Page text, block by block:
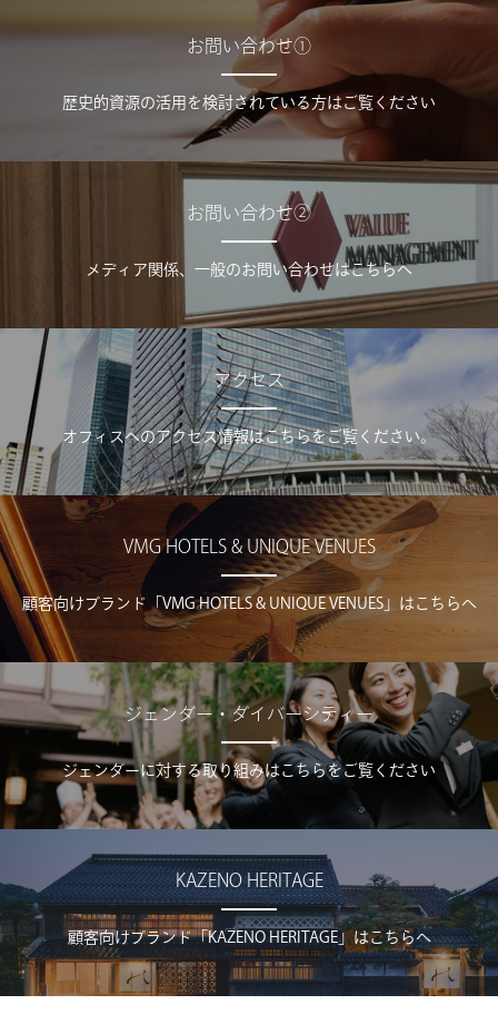
お問い合わせ①
歴史的資源の活用を検討されている方はご覧ください
お問い合わせ②
メディア関係、一般のお問い合わせはこちらへ
アクセス
オフィスへのアクセス情報はこちらをご覧ください。
VMG HOTELS & UNIQUE VENUES
顧客向けブランド「VMG HOTELS & UNIQUE VENUES」はこちらへ
ジェンダー・ダイバーシティー
ジェンダーに対する取り組みはこちらをご覧ください
KAZENO HERITAGE
顧客向けブランド「KAZENO HERITAGE」はこちらへ